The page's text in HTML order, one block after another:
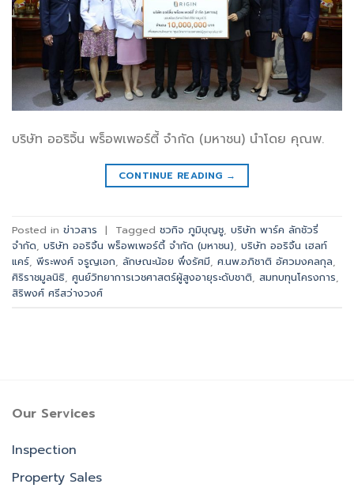
บริษัท ออริจิ้น พร็อพเพอร์ตี้ จำกัด (มหาชน) นำโดย​ คุณพ.
CONTINUE READING →
Posted in ข่าวสาร | Tagged ชวกิจ ภูมิบุญชู บริษัท พาร์ค ลักชัวรี่
จำกัด บริษัท ออริจิ้น พร็อพเพอร์ตี้ จำกัด (มหาชน) บริษัท ออริจิ้น เฮลท์
แคร์ พีระพงศ์ จรูญเอก ลักษณะน้อย พึ่งรัศมี​ ศ.นพ.อภิชาติ อัศวมงคลกุล
ศิริราชมูลนิธิ​ ศูนย์วิทยาการเวชศาสตร์ผู้สูงอายุระดับชาติ สมทบทุนโครงการ​
สิริพงศ์ ศรีสว่างวงศ์
Our Services
Inspection
Property Sales